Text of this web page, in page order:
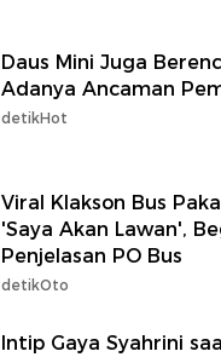
Daus Mini Juga
Adanya Ancaman
detikHot
Viral Klakson Bus
'Saya Akan Lawan',
Penjelasan PO Bus
detikOto
Intip Gaya Syahrini